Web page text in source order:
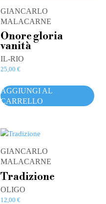
GIANCARLO
MALACARNE
Onore gloria
vanità
IL-RIO
25,00 €
AGGIUNGI AL
CARRELLO
GIANCARLO
MALACARNE
Tradizione
OLIGO
12,00 €